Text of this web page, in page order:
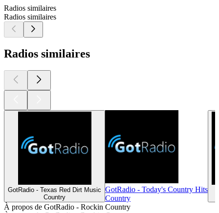
Radios similaires
Radios similaires
Radios similaires
GotRadio - Texas Red Dirt Music
Country
GotRadio - Today's Country Hits
Country
À propos de GotRadio - Rockin Country